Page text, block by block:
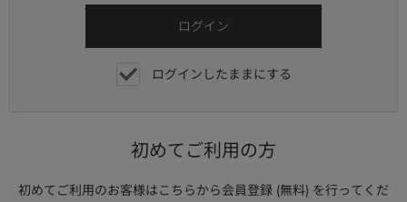
ログインしたままにする
初めてご利用の方
初めてご利用のお客様はこちらから会員登録 (無料) を行ってくだ